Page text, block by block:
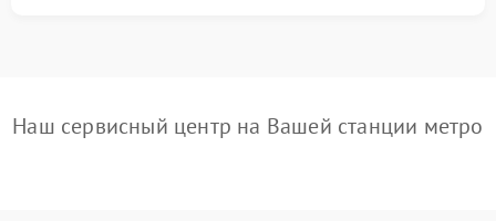
Наш сервисный центр на Вашей станции метро